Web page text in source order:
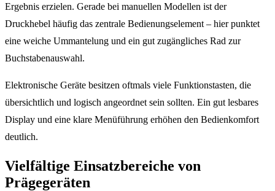
Ergebnis erzielen. Gerade bei manuellen Modellen ist der
Druckhebel häufig das zentrale Bedienungselement – hier punktet
eine weiche Ummantelung und ein gut zugängliches Rad zur
Buchstabenauswahl.
Elektronische Geräte besitzen oftmals viele Funktionstasten, die
übersichtlich und logisch angeordnet sein sollten. Ein gut lesbares
Display und eine klare Menüführung erhöhen den Bedienkomfort
deutlich.
Vielfältige Einsatzbereiche von
Prägegeräten